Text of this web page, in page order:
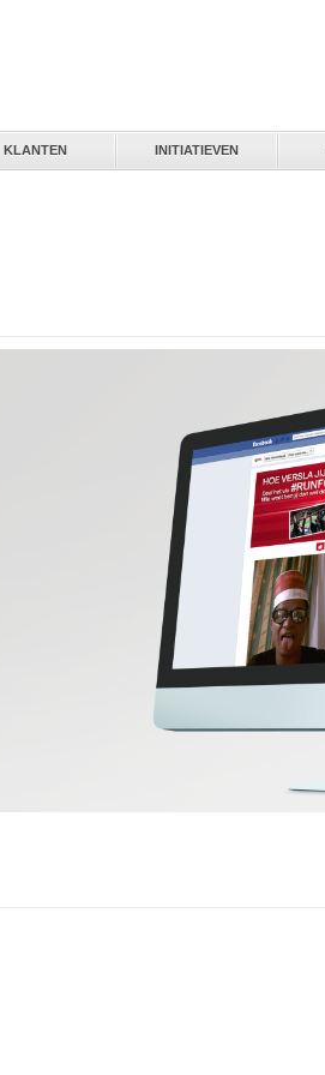
KLANTEN INITIATIEVEN